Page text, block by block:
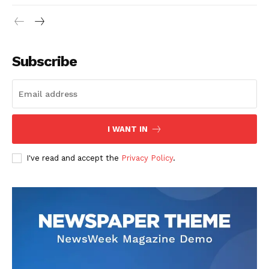
Subscribe
I WANT IN
I've read and accept the Privacy Policy.